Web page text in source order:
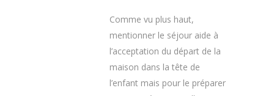
Comme vu plus haut,
mentionner le séjour aide à
l’acceptation du départ de la
maison dans la tête de
l’enfant mais pour le préparer